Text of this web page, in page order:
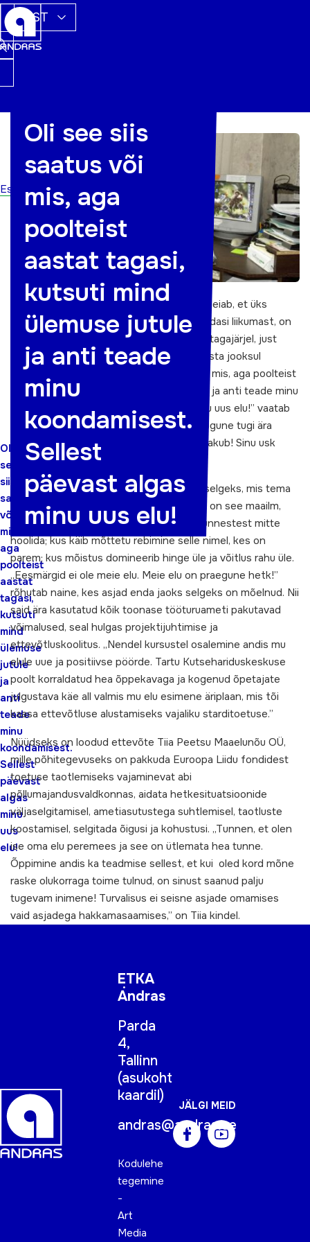
EST
Esileht
Oli
see
siis
saatus
või
mis,
aga
poolteist
aastat
tagasi,
kutsuti
mind
ülemuse
jutule
ja
anti
teade
minu
koondamisest.
Sellest
päevast
algas
minu
uus
elu!
Oli see siis
saatus või
mis, aga
poolteist
aastat tagasi,
kutsuti mind
ülemuse jutule
ja anti teade
minu
koondamisest.
Sellest
päevast algas
minu uus elu!
Tartumaa aasta õppija Tiia Peetsu (51) leiab, et üks
suuremaid hirme, mis takistab meid elus edasi liikumast, on
hirm otsustamise ees. „Sisemise võitluse tagajärjel, just
sellestsamast hirmust, jõudsin viimase aasta jooksul
läbipõlemise äärele. Oli see siis saatus või mis, aga poolteist
aastat tagasi, kutsuti mind ülemuse jutule ja anti teade minu
koondamisest. Sellest päevast algas minu uus elu!” vaatab
Tiia tagasi ja lisab: „Alles siis, kui sult igasugune tugi ära
võtta, saad aru, mis sulle tegelikult tuge pakub! Sinu usk
enesesse ja kindlus!”
Töötuks olemise poole aasta jooksul sai selgeks, mis tema
edasist arengut takistas. Ennekõike oli ja on see maailm,
kus ainus võimalus ellu jääda on teiste tunnestest mitte
hoolida; kus käib mõttetu rebimine selle nimel, kes on
parem; kus mõistus domineerib hinge üle ja võitlus rahu üle.
„Eesmärgid ei ole meie elu. Meie elu on praegune hetk!”
rõhutab naine, kes asjad enda jaoks selgeks on mõelnud. Nii
said ära kasutatud kõik toonase tööturuameti pakutavad
võimalused, seal hulgas projektijuhtimise ja
ettevõtluskoolitus. „Nendel kursustel osalemine andis mu
elule uue ja positiivse pöörde. Tartu Kutsehariduskeskuse
poolt korraldatud hea õppekavaga ja kogenud õpetajate
julgustava käe all valmis mu elu esimene äriplaan, mis tõi
kaasa ettevõtluse alustamiseks vajaliku starditoetuse.”
Nüüdseks on loodud ettevõte Tiia Peetsu Maaelunõu OÜ,
mille põhitegevuseks on pakkuda Euroopa Liidu fondidest
toetuse taotlemiseks vajaminevat abi
põllumajandusvaldkonnas, aidata hetkesituatsioonide
väljaselgitamisel, ametiasutustega suhtlemisel, taotluste
koostamisel, selgitada õigusi ja kohustusi. „Tunnen, et olen
ise oma elu peremees ja see on ütlemata hea tunne.
Õppimine andis ka teadmise sellest, et kui oled kord mõne
raske olukorraga toime tulnud, on sinust saanud palju
tugevam inimene! Turvalisus ei seisne asjade omamises
vaid asjadega hakkamasaamises,” on Tiia kindel.
ETKA
Andras
Parda
4,
Tallinn
(asukoht
kaardil)
andras@andras.ee
Kodulehe
tegemine
-
Art
Media
JÄLGI MEID